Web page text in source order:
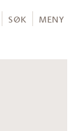
SØK MENY